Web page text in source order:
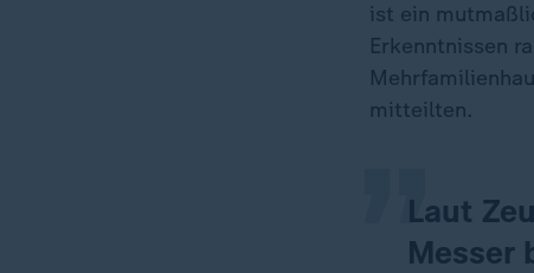
ist ein
Erkenntnissen
mitteilten.
Laut
Messer
„